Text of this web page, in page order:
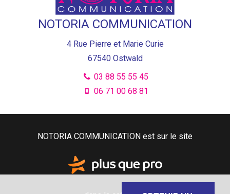
NOTORIA COMMUNICATION
4 Rue Pierre et Marie Curie
67540 Ostwald
03 88 55 55 45
06 71 00 68 81
NOTORIA COMMUNICATION est sur le site